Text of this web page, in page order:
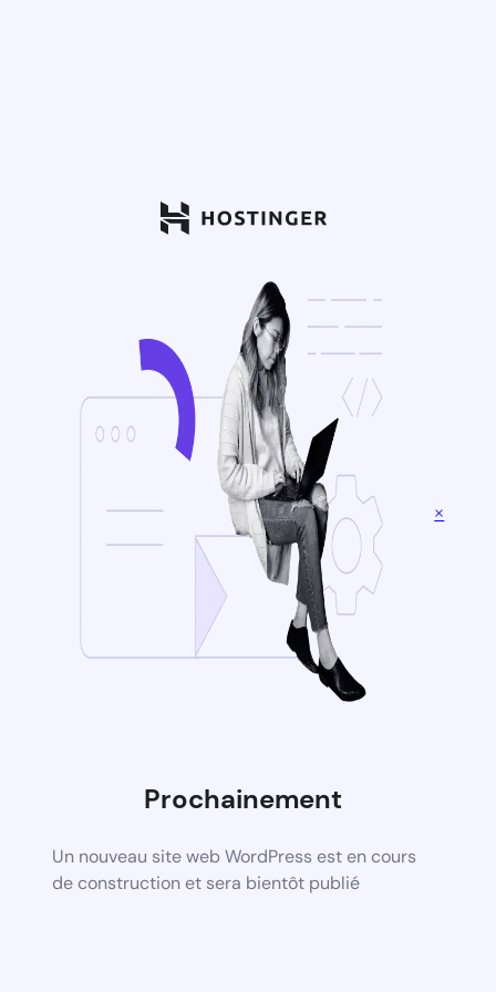
Prochainement
Un nouveau site web WordPress est en cours
de construction et sera bientôt publié
×